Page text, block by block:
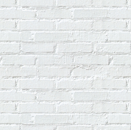
Отзовусь на боль твою...
Кто ты? Ангел или...
Гололёд.
Душа моя...
Бессонница
Случайный попутчик
Был снег...
Я прошлое твоё...
Прости Ассоль...
Не понять тебя...
Почти А.С.